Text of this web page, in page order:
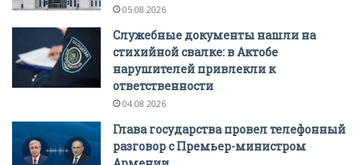
05.08.2026
Служебные документы нашли на
стихийной свалке: в Актобе
нарушителей привлекли к
ответственности
04.08.2026
Глава государства провел телефонный
разговор с Премьер-министром